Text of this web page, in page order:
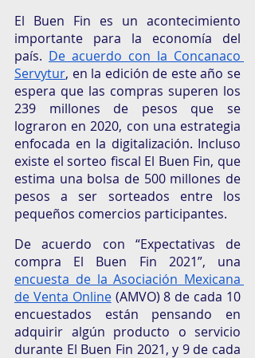
El Buen Fin es un acontecimiento
importante para la economía del
país. De acuerdo con la Concanaco
Servytur, en la edición de este año se
espera que las compras superen los
239 millones de pesos que se
lograron en 2020, con una estrategia
enfocada en la digitalización. Incluso
existe el sorteo fiscal El Buen Fin, que
estima una bolsa de 500 millones de
pesos a ser sorteados entre los
pequeños comercios participantes.
De acuerdo con “Expectativas de
encuesta de la Asociación Mexicana
de Venta Online (AMVO) 8 de cada 10
encuestados están pensando en
adquirir algún producto o servicio
durante El Buen Fin 2021, y 9 de cada